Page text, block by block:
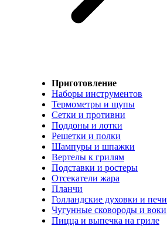
Приготовление
Наборы инструментов
Термометры и щупы
Сетки и противни
Поддоны и лотки
Решетки и полки
Шампуры и шпажки
Вертелы к грилям
Подставки и ростеры
Отсекатели жара
Планчи
Голландские духовки и печи
Чугунные сковороды и воки
Пицца и выпечка на гриле